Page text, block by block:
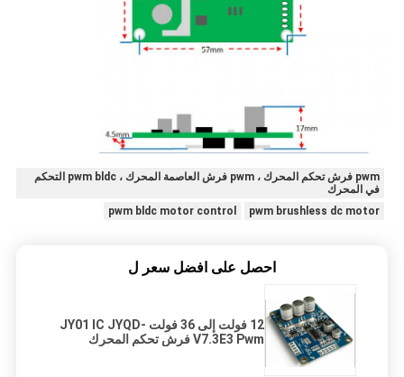
pwm فرش تحكم المحرك ، pwm فرش العاصمة المحرك ، pwm bldc التحكم
في المحرك
pwm brushless dc motor
pwm bldc motor control
احصل على افضل سعر ل
12 فولت إلى 36 فولت JY01 IC JYQD-
V7.3E3 Pwm فرش تحكم المحرك